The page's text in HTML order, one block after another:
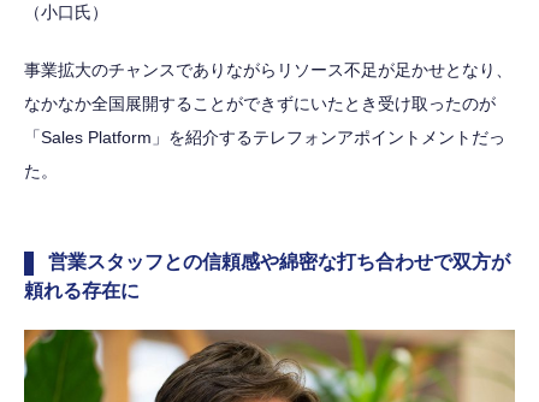
（小口氏）
事業拡大のチャンスでありながらリソース不足が足かせとなり、
なかなか全国展開することができずにいたとき受け取ったのが
「Sales Platform」を紹介するテレフォンアポイントメントだっ
た。
営業スタッフとの信頼感や綿密な打ち合わせで双方が
頼れる存在に